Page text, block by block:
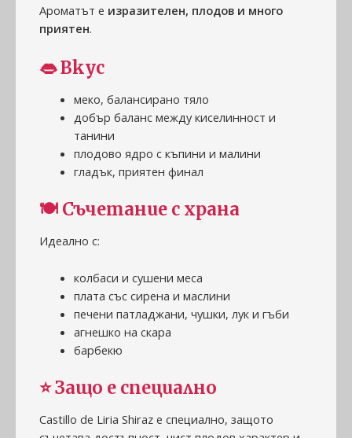
Ароматът е изразителен, плодов и много
приятен.
👄Вкус
меко, балансирано тяло
добър баланс между киселинност и
танини
плодово ядро с къпини и малини
гладък, приятен финал
🍽 Съчетание с храна
Идеално с:
колбаси и сушени меса
плата със сирена и маслини
печени патладжани, чушки, лук и гъби
агнешко на скара
барбекю
⭐Защо е специално
Castillo de Liria Shiraz е специално, защото